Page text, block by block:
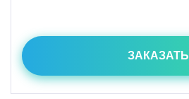
ЗАКАЗАТЬ